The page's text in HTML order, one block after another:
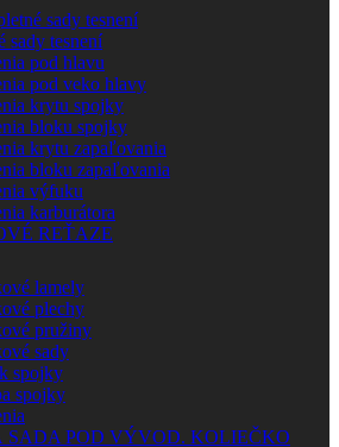
sady tesnení
sady tesnení
pod hlavu
pod veko hlavy
krytu spojky
bloku spojky
krytu zapaľovania
bloku zapaľovania
výfuku
karburátora
REŤAZE
lamely
plechy
pružiny
sady
spojky
spojky
SADA POD VÝVOD. KOLIEČKO